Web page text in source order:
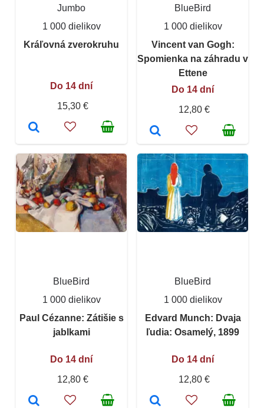
Jumbo
1 000 dielikov
Kráľovná zverokruhu
Do 14 dní
15,30 €
BlueBird
1 000 dielikov
Vincent van Gogh:
Spomienka na záhradu v
Ettene
Do 14 dní
12,80 €
BlueBird
1 000 dielikov
Paul Cézanne: Zátišie s
jablkami
Do 14 dní
12,80 €
BlueBird
1 000 dielikov
Edvard Munch: Dvaja
ľudia: Osamelý, 1899
Do 14 dní
12,80 €